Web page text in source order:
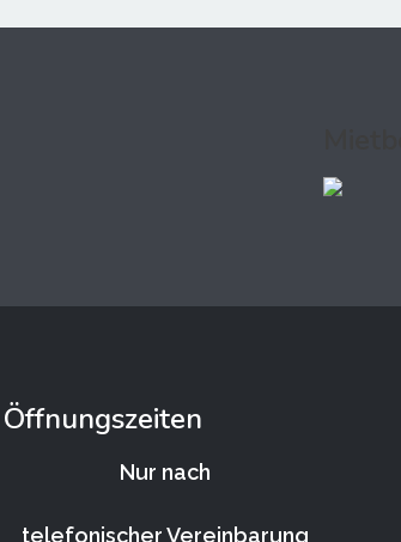
Öffnungszeiten
Nur nach
telefonischer Vereinbarung